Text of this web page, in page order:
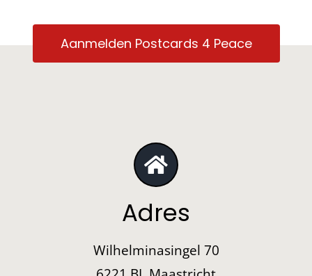
Aanmelden Postcards 4 Peace
Adres
Wilhelminasingel 70